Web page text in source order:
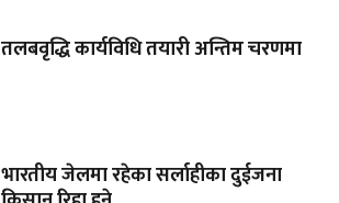
तलबवृद्धि कार्यविधि तयारी अन्तिम चरणमा
भारतीय जेलमा रहेका सर्लाहीका दुईजना